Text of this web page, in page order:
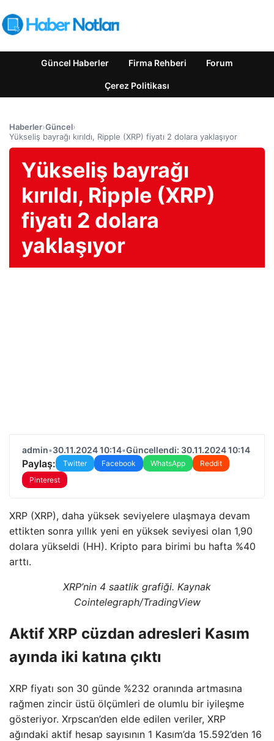
Güncel Haberler Firma Rehberi Forum
Çerez Politikası
Haberler›Güncel›
Yükseliş bayrağı kırıldı, Ripple (XRP) fiyatı 2 dolara yaklaşıyor
Yükseliş bayrağı
kırıldı, Ripple (XRP)
fiyatı 2 dolara
yaklaşıyor
admin•30.11.2024 10:14•Güncellendi: 30.11.2024 10:14
Paylaş: Twitter Facebook WhatsApp
Reddit
Pinterest
XRP (XRP), daha yüksek seviyelere ulaşmaya devam
ettikten sonra yıllık yeni en yüksek seviyesi olan 1,90
dolara yükseldi (HH). Kripto para birimi bu hafta %40
arttı.
XRP’nin 4 saatlik grafiği. Kaynak
Cointelegraph/TradingView
Aktif XRP cüzdan adresleri Kasım
ayında iki katına çıktı
XRP fiyatı son 30 günde %232 oranında artmasına
rağmen zincir üstü ölçümleri de olumlu bir iyileşme
gösteriyor. Xrpscan’den elde edilen veriler, XRP
ağındaki aktif hesap sayısının 1 Kasım’da 15.592’den 16